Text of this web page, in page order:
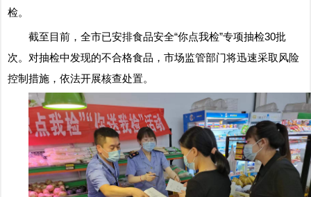
检。
截至目前，全市已安排食品安全“你点我检”专项抽检30批
次。对抽检中发现的不合格食品，市场监管部门将迅速采取风险
控制措施，依法开展核查处置。